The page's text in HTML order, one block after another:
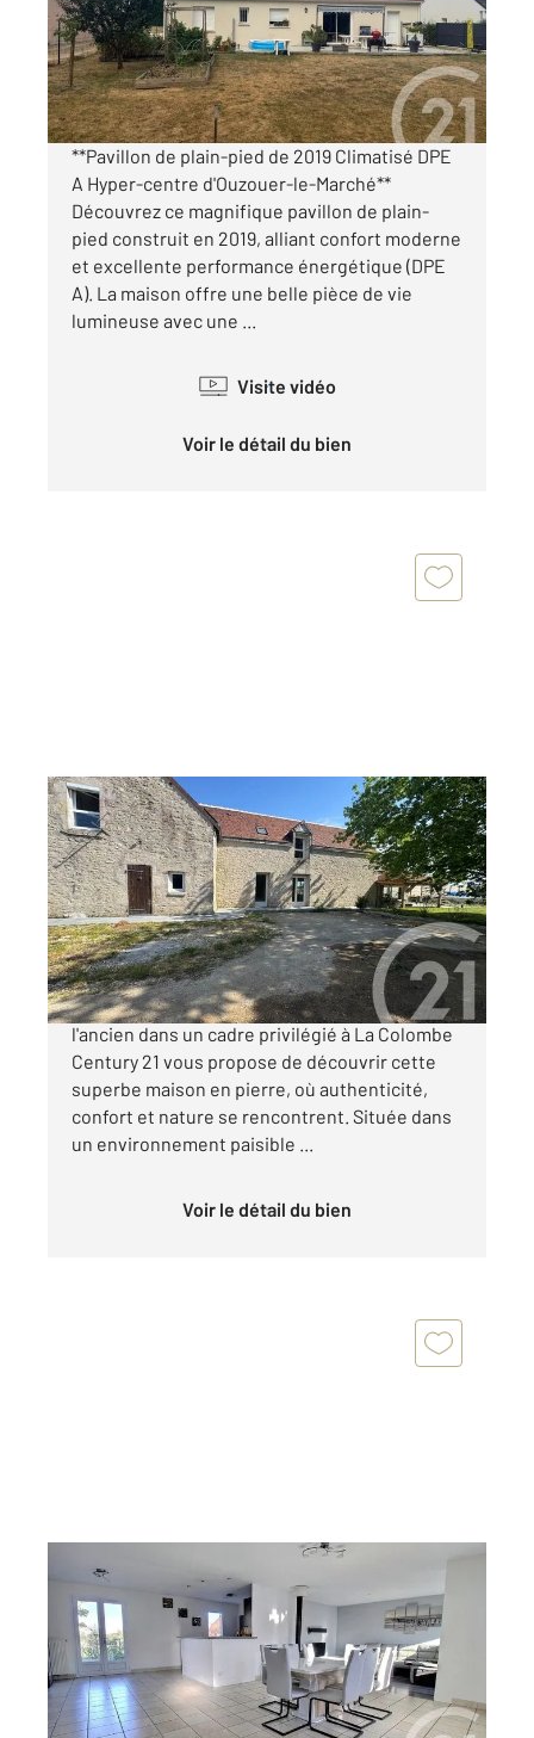
Maison à vendre
219 000 €
Visiter le site dédié
**Pavillon de plain-pied de 2019 Climatisé DPE
A Hyper-centre d'Ouzouer-le-Marché**
Découvrez ce magnifique pavillon de plain-
pied construit en 2019, alliant confort moderne
et excellente performance énergétique (DPE
A). La maison offre une belle pièce de vie
lumineuse avec une ...
Visite vidéo
Voir le détail du bien
BEAUCE LA ROMAINE 41
146,99 m2, 7 pièces
Ref : 6727
Maison à vendre
219 000 €
Maison en pierre avec piscine Le charme de
l'ancien dans un cadre privilégié à La Colombe
Century 21 vous propose de découvrir cette
superbe maison en pierre, où authenticité,
confort et nature se rencontrent. Située dans
un environnement paisible ...
Voir le détail du bien
BEAUCE LA ROMAINE 41
128 m
, 5 pièces
Ref : 6615
Maison à vendre
220 000 €